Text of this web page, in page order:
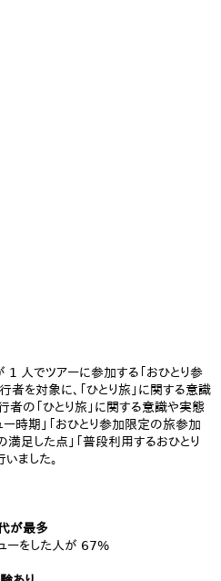
1 人でツアーに参加する「おひとり参
を対象に、「ひとり旅」に関する意識
者の「ひとり旅」に関する意識や実態
ー時期」「おひとり参加限定の旅参加
足した点」「普段利用するおひとり
ました。
が最多
ーをした人が 67%